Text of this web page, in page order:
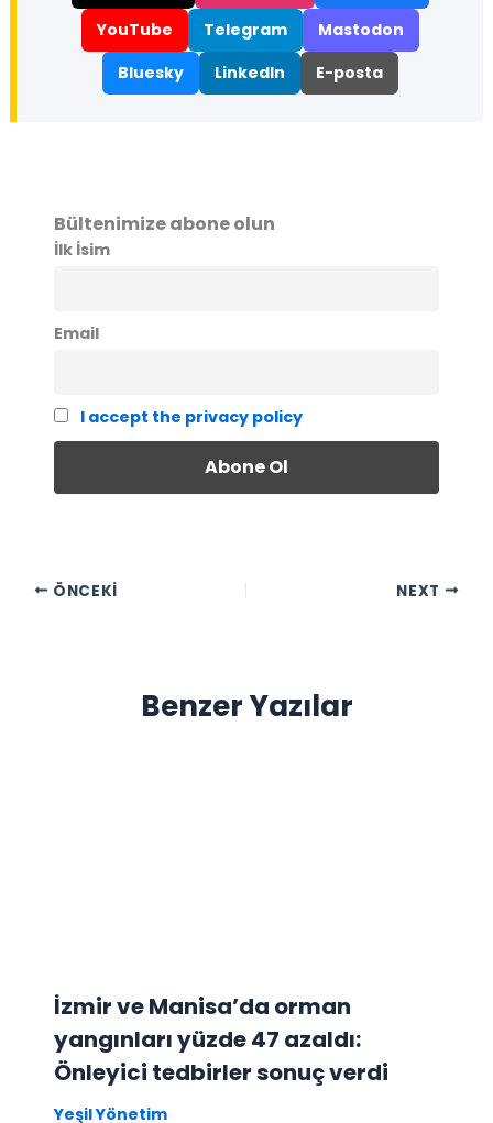
YouTube Telegram
Mastodon
Bluesky
LinkedIn E-posta
Bültenimize abone olun
İlk İsim
Email
I accept the privacy policy
ÖNCEKI NEXT
Benzer Yazılar
İzmir ve Manisa’da orman
yangınları yüzde 47 azaldı:
Önleyici tedbirler sonuç verdi
Yeşil Yönetim